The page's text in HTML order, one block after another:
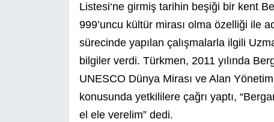
Listesi‘ne girmiş tarihin beşiği bir kent
999’uncu kültür mirası olma özelliği ile
sürecinde yapılan çalışmalarla ilgili
bilgiler verdi. Türkmen, 2011 yılında
UNESCO Dünya Mirası ve Alan
konusunda yetkililere çağrı yaptı,
el ele verelim” dedi.